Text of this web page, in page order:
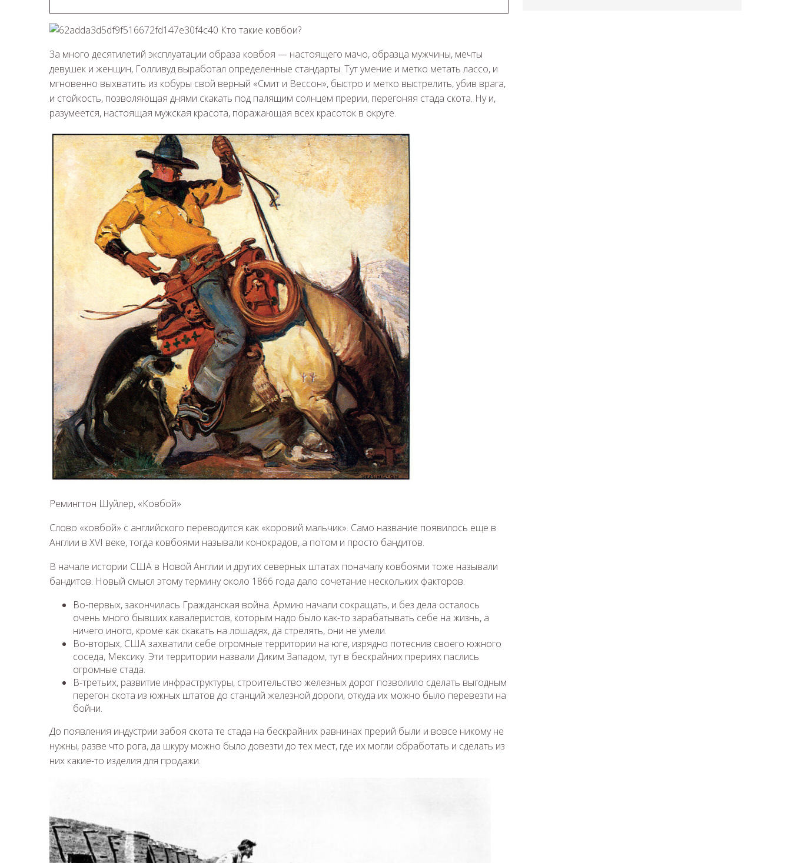
За много десятилетий эксплуатации образа ковбоя — настоящего мачо, образца мужчины, мечты
девушек и женщин, Голливуд выработал определенные стандарты. Тут умение и метко метать лассо, и
мгновенно выхватить из кобуры свой верный «Смит и Вессон», быстро и метко выстрелить, убив врага,
и стойкость, позволяющая днями скакать под палящим солнцем прерии, перегоняя стада скота. Ну и,
разумеется, настоящая мужская красота, поражающая всех красоток в округе.
Ремингтон Шуйлер, «Ковбой»
Слово «ковбой» с английского переводится как «коровий мальчик». Само название появилось еще в
Англии в XVI веке, тогда ковбоями называли конокрадов, а потом и просто бандитов.
В начале истории США в Новой Англии и других северных штатах поначалу ковбоями тоже называли
бандитов. Новый смысл этому термину около 1866 года дало сочетание нескольких факторов.
Во-первых, закончилась Гражданская война. Армию начали сокращать, и без дела осталось
очень много бывших кавалеристов, которым надо было как-то зарабатывать себе на жизнь, а
ничего иного, кроме как скакать на лошадях, да стрелять, они не умели.
Во-вторых, США захватили себе огромные территории на юге, изрядно потеснив своего южного
соседа, Мексику. Эти территории назвали Диким Западом, тут в бескрайних прериях паслись
огромные стада.
В-третьих, развитие инфраструктуры, строительство железных дорог позволило сделать выгодным
перегон скота из южных штатов до станций железной дороги, откуда их можно было перевезти на
бойни.
До появления индустрии забоя скота те стада на бескрайних равнинах прерий были и вовсе никому не
нужны, разве что рога, да шкуру можно было довезти до тех мест, где их могли обработать и сделать из
них какие-то изделия для продажи.